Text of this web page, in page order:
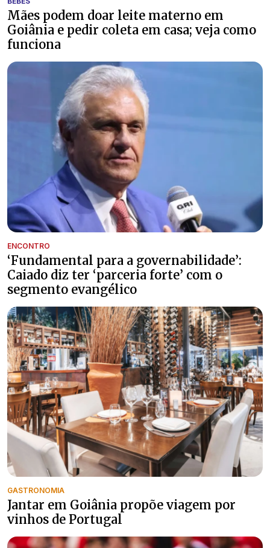
Mães podem doar leite materno em
Goiânia e pedir coleta em casa; veja como
funciona
ENCONTRO
‘Fundamental para a governabilidade’:
Caiado diz ter ‘parceria forte’ com o
segmento evangélico
GASTRONOMIA
Jantar em Goiânia propõe viagem por
vinhos de Portugal